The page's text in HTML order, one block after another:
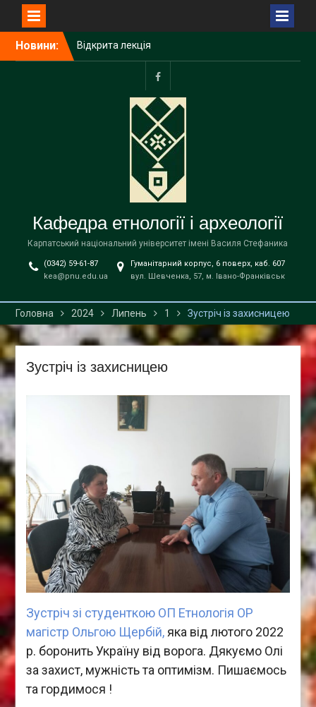
Новини:
Відкрита лекція
Пшемислава Макаровича
(Przemysław Makarowicz)
– відомого польського
археолога, доктора
габілітованого,
професора Інституту
доісторії Університету
імені Адама Міцкевича в
Познані (Республіка
Польща) на тему «Bukivna.
brązu nad Dniestrem»
Запрошуємо вступників на
за освітньою програмою
«Етнологія» спеціальності
!
Збори трудового
колективу кафедри
facebook
Кафедра етнології і археології
Карпатський національний університет імені Василя Стефаника
(0342) 59-61-87
kea@pnu.edu.ua
Гуманітарний корпус, 6 поверх, каб. 607
вул. Шевченка, 57, м. Івано-Франківськ
Головна 2024 Липень 1 Зустріч із захисницею
Зустріч із захисницею
Зустріч зі студенткою ОП Етнологія ОР
магістр Ольгою Щербій,яка від лютого 2022
р. боронить Україну від ворога. Дякуємо Олі
за захист, мужність та оптимізм. Пишаємось
та гордимося !